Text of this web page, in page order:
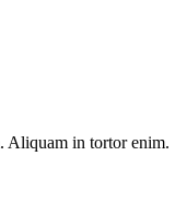
Aliquam in tortor enim.